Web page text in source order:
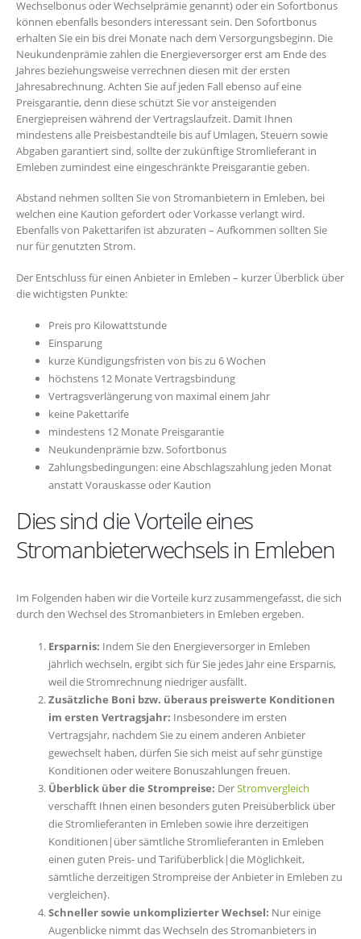
Wechselbonus oder Wechselprämie genannt) oder ein Sofortbonus
können ebenfalls besonders interessant sein. Den Sofortbonus
erhalten Sie ein bis drei Monate nach dem Versorgungsbeginn. Die
Neukundenprämie zahlen die Energieversorger erst am Ende des
Jahres beziehungsweise verrechnen diesen mit der ersten
Jahresabrechnung. Achten Sie auf jeden Fall ebenso auf eine
Preisgarantie, denn diese schützt Sie vor ansteigenden
Energiepreisen während der Vertragslaufzeit. Damit Ihnen
mindestens alle Preisbestandteile bis auf Umlagen, Steuern sowie
Abgaben garantiert sind, sollte der zukünftige Stromlieferant in
Emleben zumindest eine eingeschränkte Preisgarantie geben.
Abstand nehmen sollten Sie von Stromanbietern in Emleben, bei
welchen eine Kaution gefordert oder Vorkasse verlangt wird.
Ebenfalls von Pakettarifen ist abzuraten – Aufkommen sollten Sie
nur für genutzten Strom.
Der Entschluss für einen Anbieter in Emleben – kurzer Überblick über
die wichtigsten Punkte:
Preis pro Kilowattstunde
Einsparung
kurze Kündigungsfristen von bis zu 6 Wochen
höchstens 12 Monate Vertragsbindung
Vertragsverlängerung von maximal einem Jahr
keine Pakettarife
mindestens 12 Monate Preisgarantie
Neukundenprämie bzw. Sofortbonus
Zahlungsbedingungen: eine Abschlagszahlung jeden Monat
anstatt Vorauskasse oder Kaution
Dies sind die Vorteile eines
Stromanbieterwechsels in Emleben
Im Folgenden haben wir die Vorteile kurz zusammengefasst, die sich
durch den Wechsel des Stromanbieters in Emleben ergeben.
Ersparnis: Indem Sie den Energieversorger in Emleben
jährlich wechseln, ergibt sich für Sie jedes Jahr eine Ersparnis,
weil die Stromrechnung niedriger ausfällt.
Zusätzliche Boni bzw. überaus preiswerte Konditionen
im ersten Vertragsjahr: Insbesondere im ersten
Vertragsjahr, nachdem Sie zu einem anderen Anbieter
gewechselt haben, dürfen Sie sich meist auf sehr günstige
Konditionen oder weitere Bonuszahlungen freuen.
Überblick über die Strompreise: DerStromvergleich
verschafft Ihnen einen besonders guten Preisüberblick über
die Stromlieferanten in Emleben sowie ihre derzeitigen
Konditionen|über sämtliche Stromlieferanten in Emleben
einen guten Preis- und Tarifüberblick|die Möglichkeit,
sämtliche derzeitigen Strompreise der Anbieter in Emleben zu
vergleichen}.
Schneller sowie unkomplizierter Wechsel: Nur einige
Augenblicke nimmt das Wechseln des Stromanbieters in